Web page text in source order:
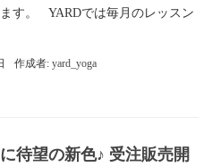
す。 YARDでは毎月のレッスン
作成者: yard_yoga
待望の新色♪ 受注販売開